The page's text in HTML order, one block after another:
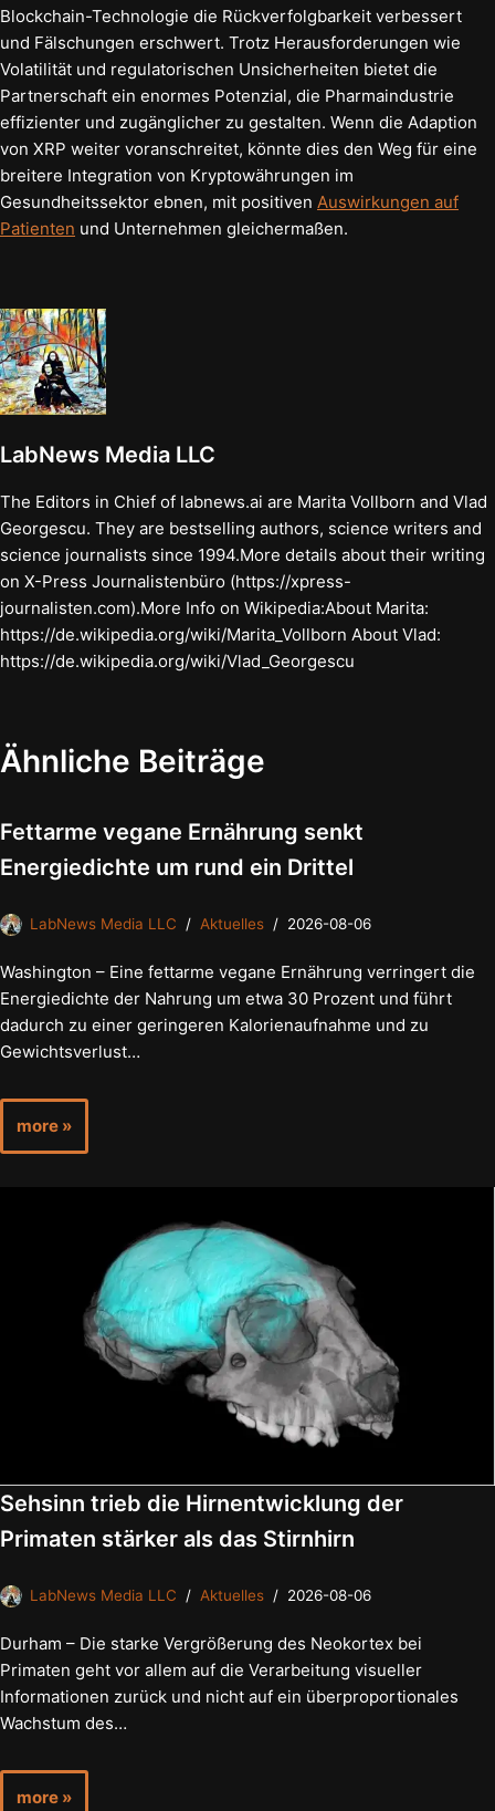
Blockchain-Technologie die Rückverfolgbarkeit verbessert
und Fälschungen erschwert. Trotz Herausforderungen wie
Volatilität und regulatorischen Unsicherheiten bietet die
Partnerschaft ein enormes Potenzial, die Pharmaindustrie
effizienter und zugänglicher zu gestalten. Wenn die Adaption
von XRP weiter voranschreitet, könnte dies den Weg für eine
breitere Integration von Kryptowährungen im
Gesundheitssektor ebnen, mit positiven Auswirkungen auf
Patienten und Unternehmen gleichermaßen.
LabNews Media LLC
The Editors in Chief of labnews.ai are Marita Vollborn and Vlad
Georgescu. They are bestselling authors, science writers and
science journalists since 1994.More details about their writing
on X-Press Journalistenbüro (https://xpress-
journalisten.com).More Info on Wikipedia:About Marita:
https://de.wikipedia.org/wiki/Marita_Vollborn About Vlad:
https://de.wikipedia.org/wiki/Vlad_Georgescu
Ähnliche Beiträge
Fettarme vegane Ernährung senkt
Energiedichte um rund ein Drittel
LabNews Media LLC Aktuelles 2026-08-06
Washington – Eine fettarme vegane Ernährung verringert die
Energiedichte der Nahrung um etwa 30 Prozent und führt
dadurch zu einer geringeren Kalorienaufnahme und zu
Gewichtsverlust…
more »
Sehsinn trieb die Hirnentwicklung der
Primaten stärker als das Stirnhirn
LabNews Media LLC Aktuelles 2026-08-06
Durham – Die starke Vergrößerung des Neokortex bei
Primaten geht vor allem auf die Verarbeitung visueller
Informationen zurück und nicht auf ein überproportionales
Wachstum des…
more »